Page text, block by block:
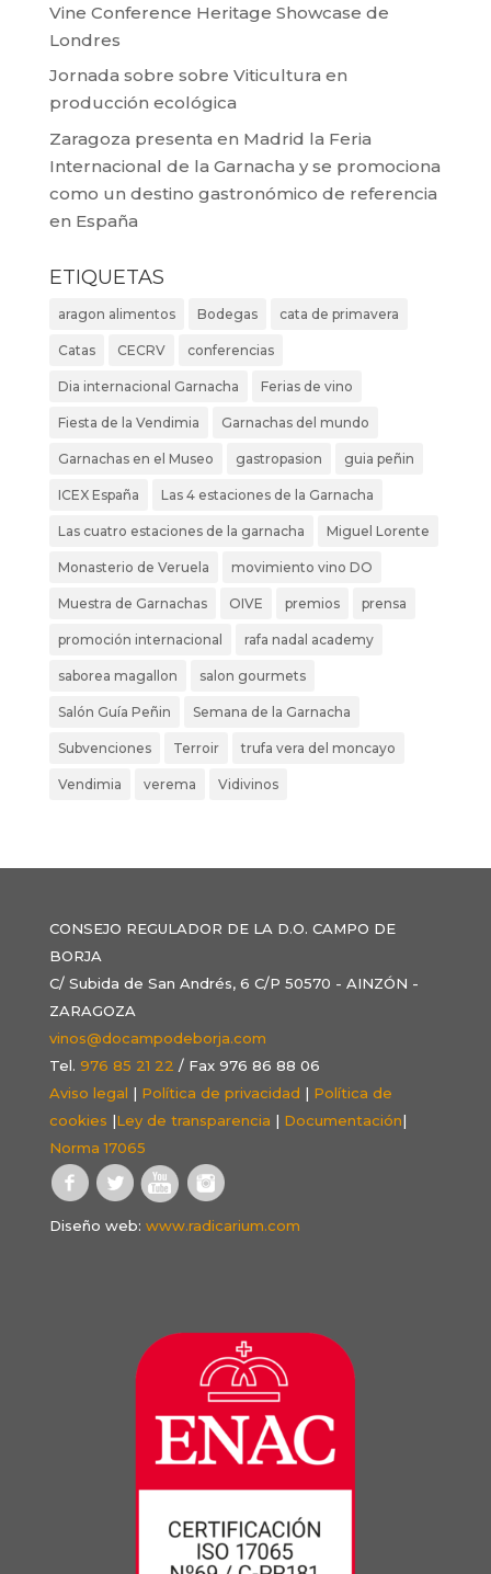
Vine Conference Heritage Showcase de
Londres
Jornada sobre sobre Viticultura en
producción ecológica
Zaragoza presenta en Madrid la Feria
Internacional de la Garnacha y se promociona
como un destino gastronómico de referencia
en España
ETIQUETAS
aragon alimentos Bodegas cata de primavera
Catas CECRV conferencias
Dia internacional Garnacha Ferias de vino
Fiesta de la Vendimia Garnachas del mundo
Garnachas en el Museo gastropasion guia peñin
ICEX España Las 4 estaciones de la Garnacha
Las cuatro estaciones de la garnacha Miguel Lorente
Monasterio de Veruela movimiento vino DO
Muestra de Garnachas OIVE premios prensa
promoción internacional rafa nadal academy
saborea magallon salon gourmets
Salón Guía Peñin Semana de la Garnacha
Subvenciones Terroir trufa vera del moncayo
Vendimia verema Vidivinos
CONSEJO REGULADOR DE LA D.O. CAMPO DE
BORJA
C/ Subida de San Andrés, 6 C/P 50570 - AINZÓN -
ZARAGOZA
vinos@docampodeborja.com
Tel. 976 85 21 22 / Fax 976 86 88 06
Aviso legal | Política de privacidad | Política de
cookies |Ley de transparencia | Documentación|
Norma 17065
Diseño web: www.radicarium.com